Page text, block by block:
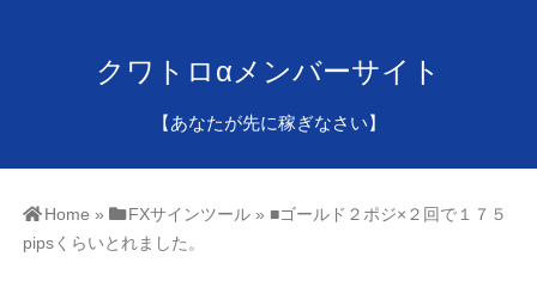
クワトロαメンバーサイト
【あなたが先に稼ぎなさい】
Home » FXサインツール » ■ゴールド２ポジ×２回で１７５
pipsくらいとれました。